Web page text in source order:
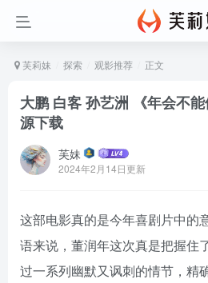
芙莉妹 探索 观影推荐 正文
大鹏 白客 孙艺洲 《年会不
源下载
芙妹
2024年2月14日更新
这部电影真的是今年喜剧片中的
语来说，董润年这次真是把握住
过一系列幽默又讽刺的情节，精